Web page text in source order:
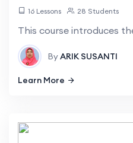
16 Lessons 28 Students
ByARIK SUSANTI
Learn More